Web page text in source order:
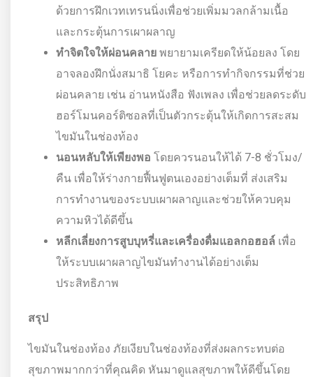
ด้วยการฝึกเวทเทรนนิ่งเพื่อช่วยเพิ่มมวลกล้ามเนื้อ
และกระตุ้นการเผาผลาญ
ทำจิตใจให้ผ่อนคลาย พยายามเครียดให้น้อยลง โดย
อาจลองฝึกนั่งสมาธิ โยคะ หรือการทำกิจกรรมที่ช่วย
ผ่อนคลาย เช่น อ่านหนังสือ ฟังเพลง เพื่อช่วยลดระดับ
ฮอร์โมนคอร์ติซอลที่เป็นตัวกระตุ้นให้เกิดการสะสม
ไขมันในช่องท้อง
นอนหลับให้เพียงพอ โดยควรนอนให้ได้ 7-8 ชั่วโมง/
คืน เพื่อให้ร่างกายฟื้นฟูตนเองอย่างเต็มที่ ส่งเสริม
การทำงานของระบบเผาผลาญและช่วยให้ควบคุม
ความหิวได้ดีขึ้น
หลีกเลี่ยงการสูบบุหรี่และเครื่องดื่มแอลกอฮอล์ เพื่อ
ให้ระบบเผาผลาญไขมันทำงานได้อย่างเต็ม
ประสิทธิภาพ
สรุป
ไขมันในช่องท้อง ภัยเงียบในช่องท้องที่ส่งผลกระทบต่อ
สุขภาพมากกว่าที่คุณคิด หันมาดูแลสุขภาพให้ดีขึ้นโดย